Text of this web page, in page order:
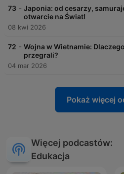
73 - Japonia: od cesarzy,
otwarcie na Świat!
08 kwi 2026
72 - Wojna w Wietnamie:
przegrali?
04 mar 2026
Pokaż więcej
Więcej podcastów:
Edukacja